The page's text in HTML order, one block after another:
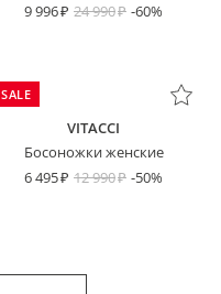
9 996
24 990 -60%
SALE
VITACCI
Босоножки женские
6 495
12 990 -50%